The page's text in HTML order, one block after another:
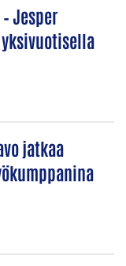
Jesper
jatkaa